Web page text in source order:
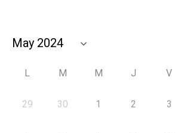
L M M J V
29 30 1 2 3